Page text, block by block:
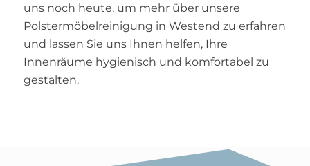
uns noch heute, um mehr über unsere
Polstermöbelreinigung in Westend zu erfahren
und lassen Sie uns Ihnen helfen, Ihre
Innenräume hygienisch und komfortabel zu
gestalten.